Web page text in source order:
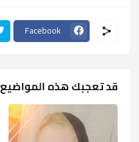
Facebook
قد تعجبك هذه المواضيع